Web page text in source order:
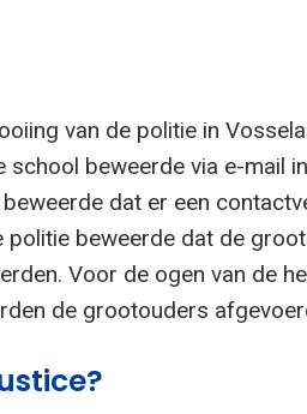
van de politie in
school beweerde via e-mail
dat er een
politie beweerde dat de
Voor de ogen van de
de grootouders